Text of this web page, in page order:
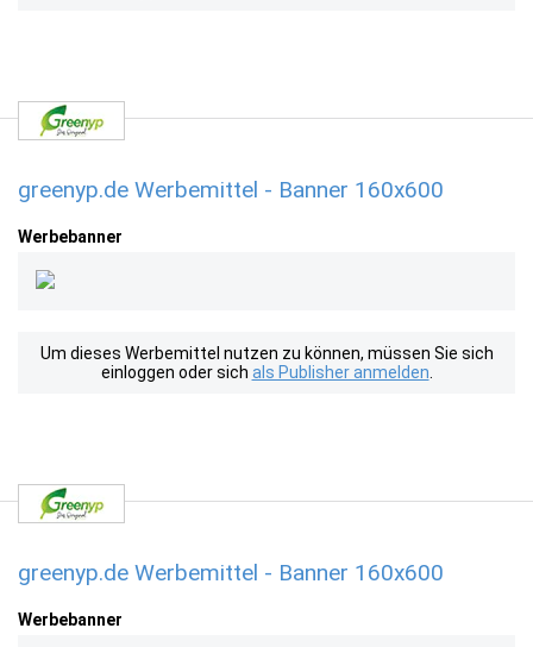
greenyp.de Werbemittel - Banner 160x600
Werbebanner
Um dieses Werbemittel nutzen zu können, müssen Sie sich
einloggen oder sich als Publisher anmelden
greenyp.de Werbemittel - Banner 160x600
Werbebanner